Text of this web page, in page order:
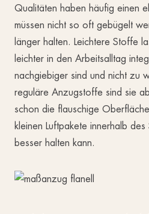
Qualitäten haben häufig einen
müssen nicht so oft gebügelt
länger halten. Leichtere Stoffe
leichter in den Arbeitsalltag
nachgiebiger sind und nicht zu
reguläre Anzugstoffe sind sie
schon die flauschige
kleinen Luftpakete innerhalb
besser halten kann.